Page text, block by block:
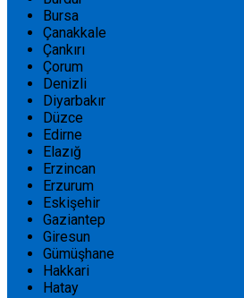
Bursa
Çanakkale
Çankırı
Çorum
Denizli
Diyarbakır
Düzce
Edirne
Elazığ
Erzincan
Erzurum
Eskişehir
Gaziantep
Giresun
Gümüşhane
Hakkari
Hatay